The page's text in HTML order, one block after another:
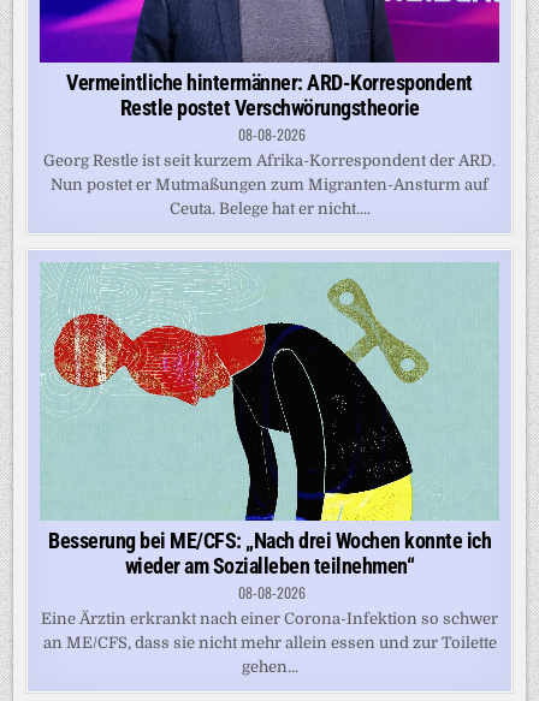
Vermeintliche hintermänner: ARD-Korrespondent
Restle postet Verschwörungstheorie
08-08-2026
Georg Restle ist seit kurzem Afrika-Korrespondent der ARD.
Nun postet er Mutmaßungen zum Migranten-Ansturm auf
Ceuta. Belege hat er nicht....
Besserung bei ME/CFS: „Nach drei Wochen konnte ich
wieder am Sozialleben teilnehmen“
08-08-2026
Eine Ärztin erkrankt nach einer Corona-Infektion so schwer
an ME/CFS, dass sie nicht mehr allein essen und zur Toilette
gehen...